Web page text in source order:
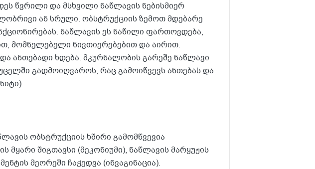
წვრილი და მსხვილი ნაწლავის ნებისმიერ
ან სრული. ობსტრუქციის ზემოთ მდებარე
ნაწლავის ეს ნაწილი ფართოვდება,
მომნელებელი ნივთიერებებით და აირით.
ანთებადი ხდება. მკურნალობის გარეშე ნაწლავი
გადმოიღვაროს, რაც გამოიწვევს ანთებას და
ობსტრუქციის ხშირი გამომწვევია
შიგთავსი (მეკონიუმი), ნაწლავის მარყუჟის
მეორეში ჩაჭედვა (ინვაგინაცია).